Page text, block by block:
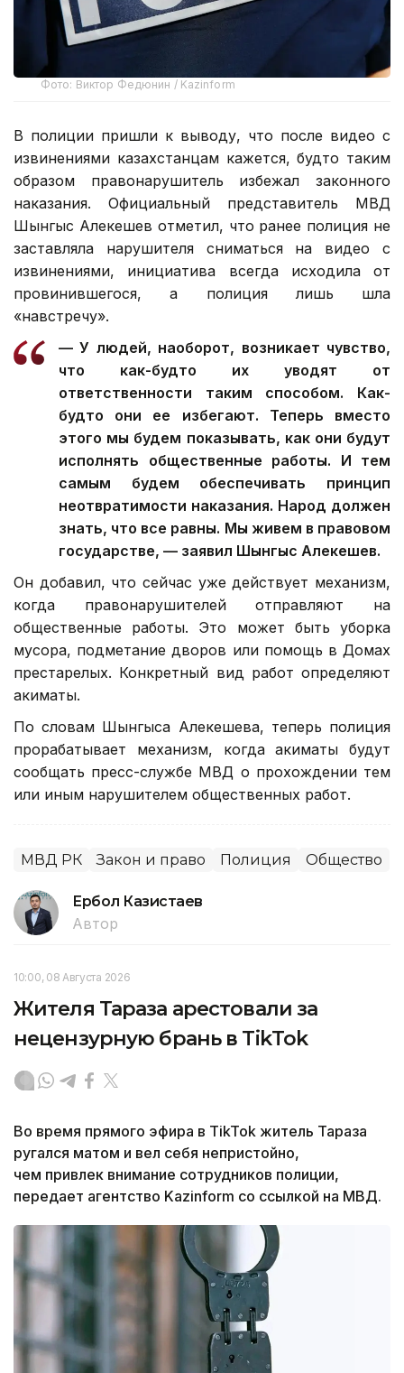
Фото: Виктор Федюнин / Kazinform
В полиции пришли к выводу, что после видео с
извинениями казахстанцам кажется, будто таким
образом правонарушитель избежал законного
наказания. Официальный представитель МВД
Шынгыс Алекешев отметил, что ранее полиция не
заставляла нарушителя сниматься на видео с
извинениями, инициатива всегда исходила от
провинившегося, а полиция лишь шла
«навстречу».
— У людей, наоборот, возникает чувство,
что как-будто их уводят от
ответственности таким способом. Как-
будто они ее избегают. Теперь вместо
этого мы будем показывать, как они будут
исполнять общественные работы. И тем
самым будем обеспечивать принцип
неотвратимости наказания. Народ должен
знать, что все равны. Мы живем в правовом
государстве, — заявил Шынгыс Алекешев.
Он добавил, что сейчас уже действует механизм,
когда правонарушителей отправляют на
общественные работы. Это может быть уборка
мусора, подметание дворов или помощь в Домах
престарелых. Конкретный вид работ определяют
акиматы.
По словам Шынгыса Алекешева, теперь полиция
прорабатывает механизм, когда акиматы будут
сообщать пресс-службе МВД о прохождении тем
или иным нарушителем общественных работ.
МВД РК Закон и право Полиция Общество
Ербол Казистаев
Автор
10:00, 08 Августа 2026
Жителя Тараза арестовали за
нецензурную брань в TikTok
Во время прямого эфира в TikTok житель Тараза
ругался матом и вел себя непристойно,
чем привлек внимание сотрудников полиции,
передает агентство Kazinform со ссылкой на МВД.